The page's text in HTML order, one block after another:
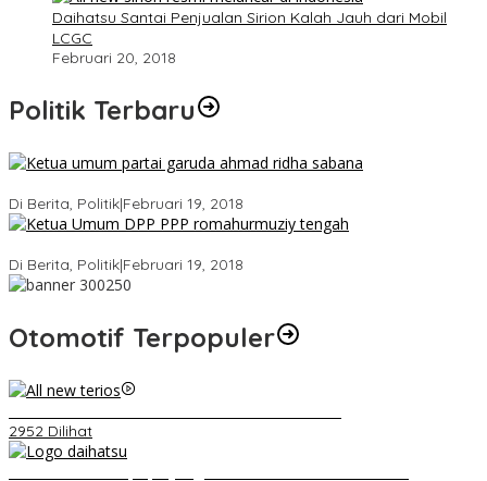
Daihatsu Santai Penjualan Sirion Kalah Jauh dari Mobil
LCGC
Februari 20, 2018
Politik Terbaru
Di Berita, Politik|Februari 19, 2018
Di Berita, Politik|Februari 19, 2018
Otomotif Terpopuler
2952 Dilihat